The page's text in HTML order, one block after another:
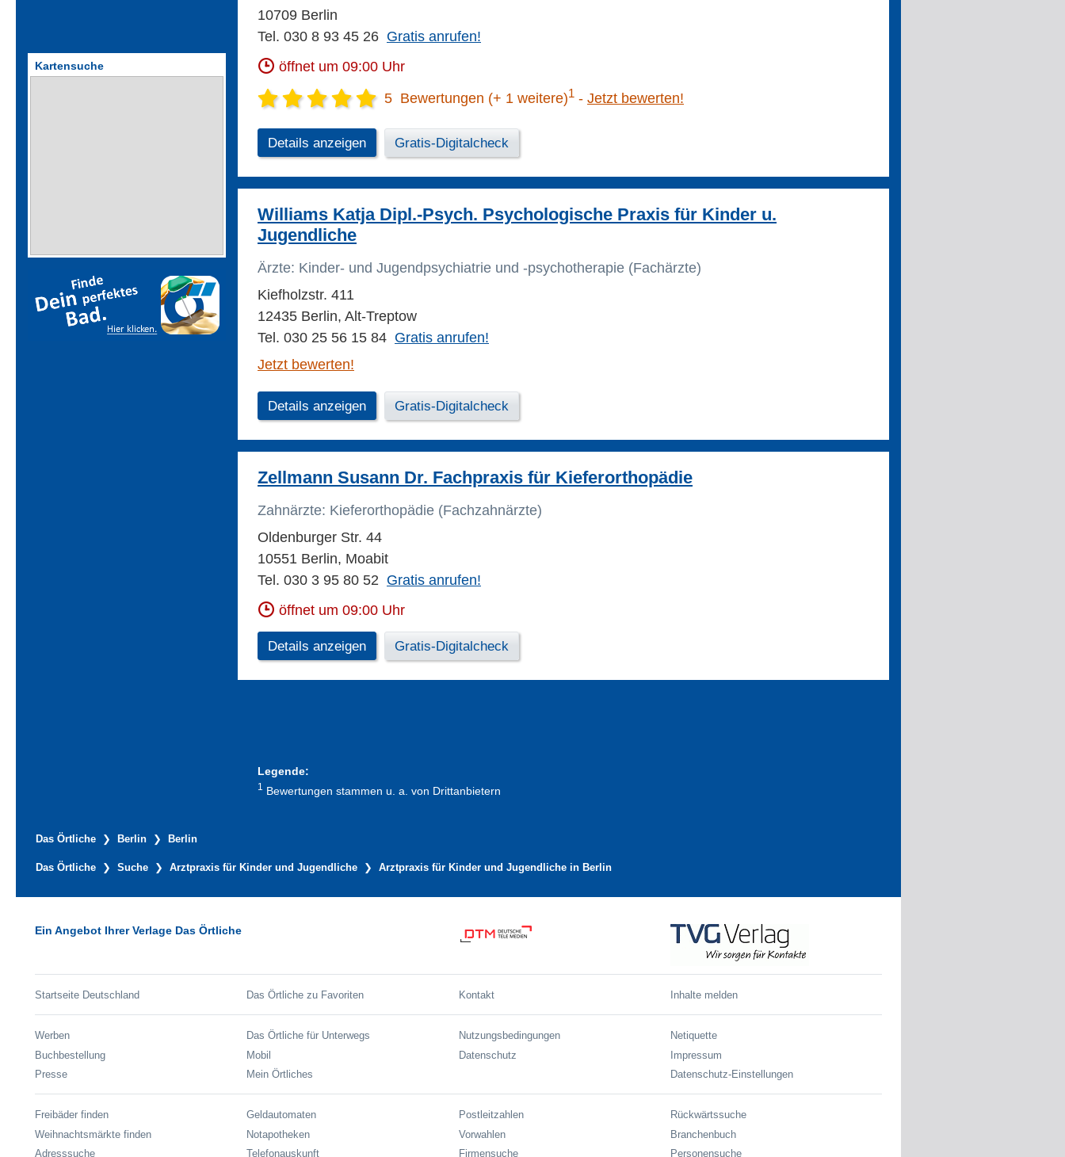
10709 Berlin
Tel. 030 8 93 45 26 Gratis anrufen!
öffnet um 09:00 Uhr
5 Bewertungen (+ 1 weitere)1 Jetzt bewerten!
Details anzeigen Gratis-Digitalcheck
Williams Katja Dipl.-Psych. Psychologische Praxis für Kinder u.
Jugendliche
Ärzte: Kinder- und Jugendpsychiatrie und -psychotherapie (Fachärzte)
Kiefholzstr. 411
12435 Berlin, Alt-Treptow
Tel. 030 25 56 15 84 Gratis anrufen!
Jetzt bewerten!
Details anzeigen Gratis-Digitalcheck
Zellmann Susann Dr. Fachpraxis für Kieferorthopädie
Zahnärzte: Kieferorthopädie (Fachzahnärzte)
Oldenburger Str. 44
10551 Berlin, Moabit
Tel. 030 3 95 80 52 Gratis anrufen!
öffnet um 09:00 Uhr
Details anzeigen Gratis-Digitalcheck
Legende:
1 Bewertungen stammen u. a. von Drittanbietern
Kartensuche
Das Örtliche Berlin Berlin
Das Örtliche Suche Arztpraxis für Kinder und Jugendliche Arztpraxis für Kinder und Jugendliche in Berlin
Ein Angebot Ihrer Verlage Das Örtliche
Startseite Deutschland Das Örtliche zu Favoriten Kontakt Inhalte melden
Werben
Buchbestellung
Presse
Das Örtliche für Unterwegs
Mobil
Mein Örtliches
Nutzungsbedingungen
Datenschutz
Netiquette
Impressum
Datenschutz-Einstellungen
Freibäder finden
Weihnachtsmärkte finden
Adresssuche
Geldautomaten
Notapotheken
Telefonauskunft
Postleitzahlen
Vorwahlen
Firmensuche
Rückwärtssuche
Branchenbuch
Personensuche